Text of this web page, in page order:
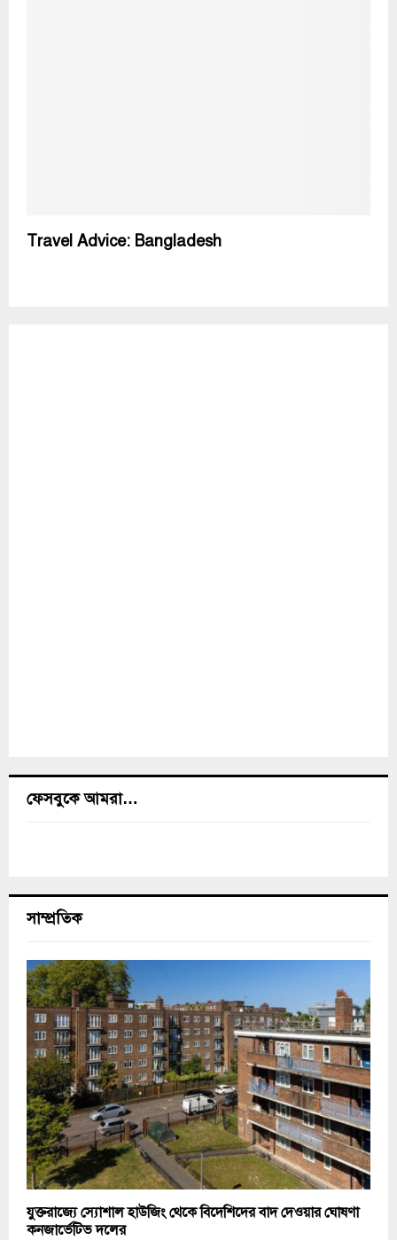
Travel Advice: Bangladesh
ফেসবুকে আমরা…
সাম্প্রতিক
যুক্তরাজ্যে স্যোশাল হাউজিং থেকে বিদেশিদের বাদ দেওয়ার ঘোষণা
কনজার্ভেটিভ দলের